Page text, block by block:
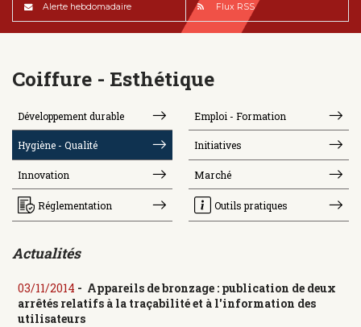
Alerte hebdomadaire
Flux RSS
Coiffure - Esthétique
Développement durable Emploi - Formation
Hygiène - Qualité Initiatives
Innovation Marché
Réglementation Outils pratiques
Actualités
03/11/2014 - Appareils de bronzage : publication de deux
arrêtés relatifs à la traçabilité et à l'information des
utilisateurs